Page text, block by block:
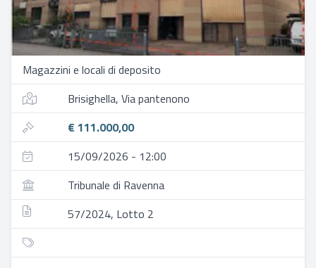
Magazzini e locali di deposito
Brisighella, Via pantenono
€ 111.000,00
15/09/2026 - 12:00
Tribunale di Ravenna
57/2024, Lotto 2